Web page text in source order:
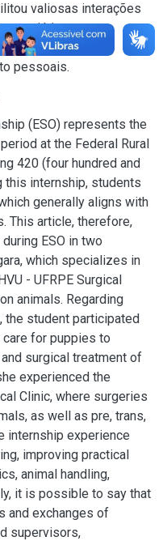
valiosas interações
estagiária e os
de
pessoais.
(ESO) represents the
at the Federal Rural
420 (four hundred and
this internship, students
generally aligns with
This article, therefore,
ESO in two
which specializes in
- UFRPE Surgical
animals. Regarding
the student participated
for puppies to
surgical treatment of
experienced the
Clinic, where surgeries
as well as pre, trans,
internship experience
improving practical
animal handling,
it is possible to say that
and exchanges of
supervisors,